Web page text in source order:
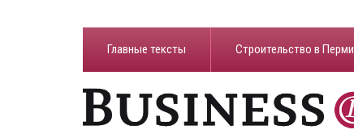
Главные тексты Строительство в Перми